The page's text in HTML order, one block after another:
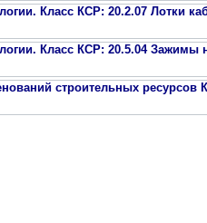
Класс КСР: 20.2.07 Лотки
Класс КСР: 20.5.04 Зажимы
строительных ресурсов